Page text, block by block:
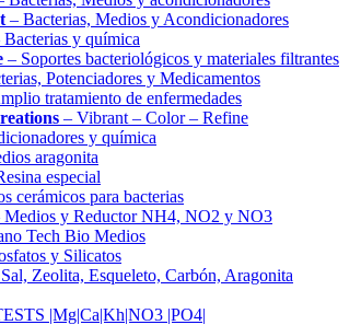
– Bacterias, Medios y Acondicionadores
Bacterias y química
– Soportes bacteriológicos y materiales filtrantes
Potenciadores y Medicamentos
tratamiento de enfermedades
– Vibrant – Color – Refine
y química
aragonita
especial
cerámicos para bacterias
Medios y Reductor NH4, NO2 y NO3
Tech Bio Medios
y Silicatos
Zeolita, Esqueleto, Carbón, Aragonita
|Mg|Ca|Kh|NO3 |PO4|